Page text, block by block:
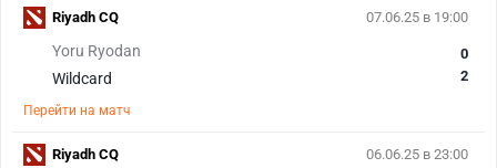
07.06.25 в 19:00
Yoru Ryodan
Wildcard
0
2
Перейти на матч
Riyadh CQ
06.06.25 в 23:00
Riyadh CQ